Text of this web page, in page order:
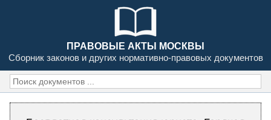
ПРАВОВЫЕ АКТЫ МОСКВЫ
Сборник законов и других нормативно-правовых документов